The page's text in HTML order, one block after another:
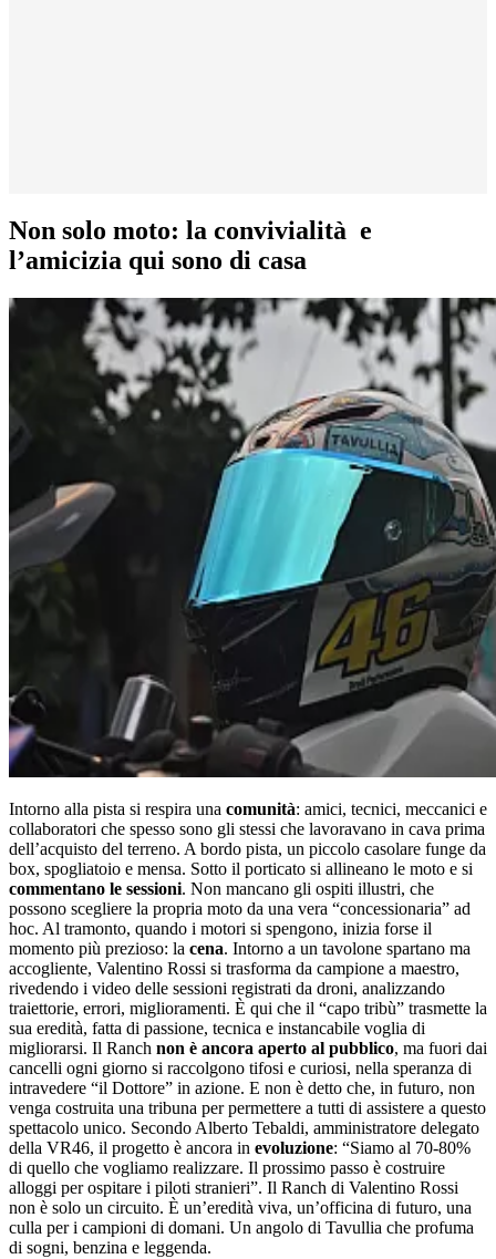
Non solo moto: la convivialità e
l’amicizia qui sono di casa
Intorno alla pista si respira una comunità: amici, tecnici, meccanici e
collaboratori che spesso sono gli stessi che lavoravano in cava prima
dell’acquisto del terreno. A bordo pista, un piccolo casolare funge da
box, spogliatoio e mensa. Sotto il porticato si allineano le moto e si
commentano le sessioni. Non mancano gli ospiti illustri, che
possono scegliere la propria moto da una vera “concessionaria” ad
hoc. Al tramonto, quando i motori si spengono, inizia forse il
momento più prezioso: la cena. Intorno a un tavolone spartano ma
accogliente, Valentino Rossi si trasforma da campione a maestro,
rivedendo i video delle sessioni registrati da droni, analizzando
traiettorie, errori, miglioramenti. È qui che il “capo tribù” trasmette la
sua eredità, fatta di passione, tecnica e instancabile voglia di
migliorarsi. Il Ranch non è ancora aperto al pubblico, ma fuori dai
cancelli ogni giorno si raccolgono tifosi e curiosi, nella speranza di
intravedere “il Dottore” in azione. E non è detto che, in futuro, non
venga costruita una tribuna per permettere a tutti di assistere a questo
spettacolo unico. Secondo Alberto Tebaldi, amministratore delegato
della VR46, il progetto è ancora in evoluzione: “Siamo al 70-80%
di quello che vogliamo realizzare. Il prossimo passo è costruire
alloggi per ospitare i piloti stranieri”. Il Ranch di Valentino Rossi
non è solo un circuito. È un’eredità viva, un’officina di futuro, una
culla per i campioni di domani. Un angolo di Tavullia che profuma
di sogni, benzina e leggenda.